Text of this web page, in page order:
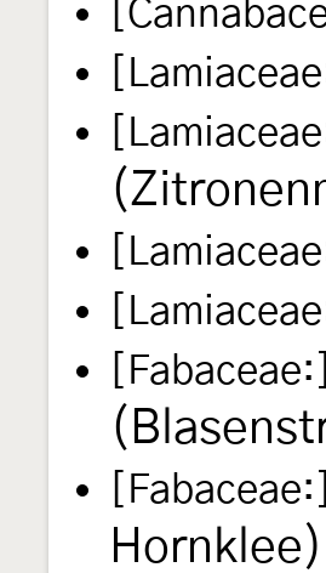
[Fabaceae:]
[Fabaceae:]
Hornklee)